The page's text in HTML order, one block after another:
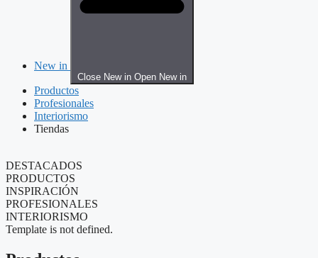
New in
Close New in Open New in
Productos
Profesionales
Interiorismo
Tiendas
DESTACADOS
PRODUCTOS
INSPIRACIÓN
PROFESIONALES
INTERIORISMO
Template is not defined.